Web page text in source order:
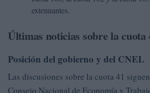
extenuantes.
Últimas noticias sobre la cuota
Posición del gobierno y del CNEL
Las discusiones sobre la cuota 41
Consejo Nacional de Economía y